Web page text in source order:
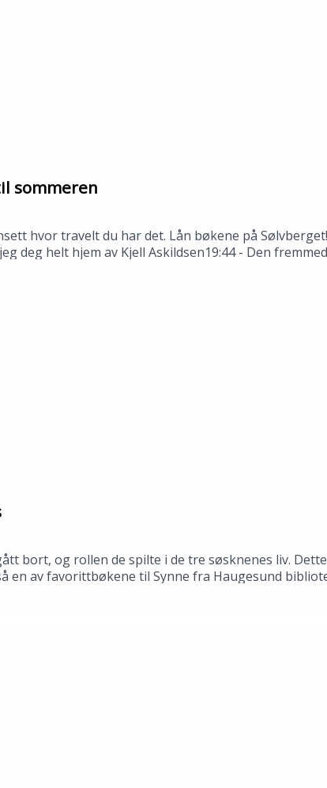
sommeren
hvor travelt du har det. Lån bøkene på
deg helt hjem av Kjell Askildsen19:44 - Den
i juni 2026.Medvirkende: Thale Dobbert,
bort, og rollen de spilte i de tre søsknenes liv.
av favorittbøkene til Synne fra Haugesund
Fredriksen og Tomas Gustafsson.Produksjon: